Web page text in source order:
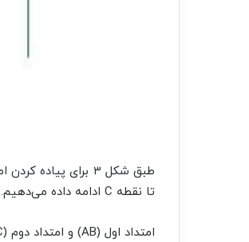
تا نقطه C ادامه داده می‌دهیم.
امتداد اول (AB) و امتداد دوم (BC) را به طور تقریبی و چشمی گونیا می‌کنیم.